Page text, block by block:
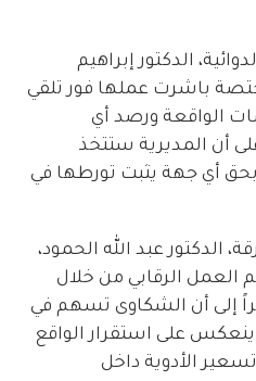
الدكتور إبراهيم
باشرت عملها فور تلقي
الواقعة ورصد أي
أن المديرية ستتخذ
بحق أي جهة يثبت تورطها في
الدكتور عبد الله الحمود،
العمل الرقابي من خلال
إلى أن الشكاوى تسهم في
على استقرار الواقع
الأدوية داخل